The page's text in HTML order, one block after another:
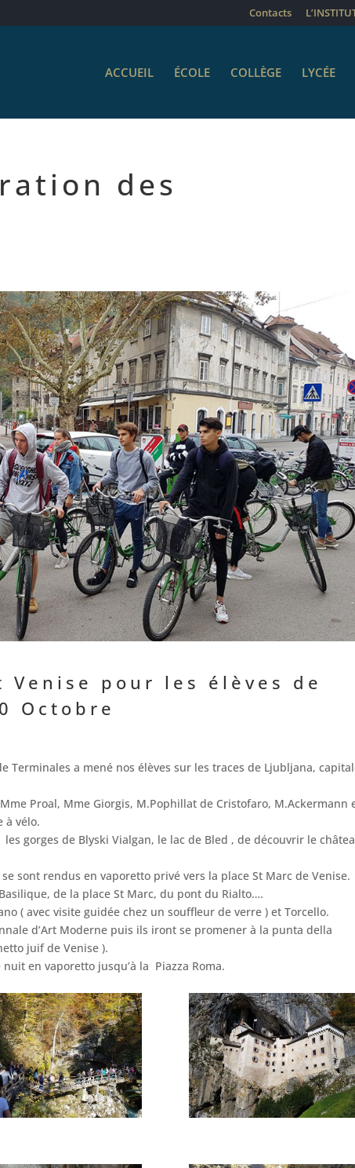
Contacts
ACCUEIL ÉCOLE COLLÈGE LYCÉE
des
Venise pour les élèves de
Octobre
Terminales a mené nos élèves sur les traces de Ljubljana,
Proal, Mme Giorgis, M.Pophillat de Cristofaro, M.Ackermann
à vélo.
gorges de Blyski Vialgan, le lac de Bled , de découvrir le
sont rendus en vaporetto privé vers la place St Marc de Venise.
de la place St Marc, du pont du Rialto….
( avec visite guidée chez un souffleur de verre ) et Torcello.
d’Art Moderne puis ils iront se promener à la punta della
juif de Venise ).
en vaporetto jusqu’à la Piazza Roma.